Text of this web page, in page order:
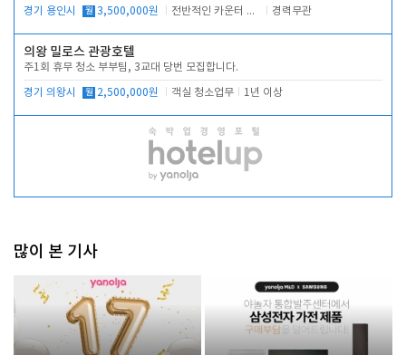
경기 용인시 월 3,500,000원 전반적인 카운터 업무 경력무관
의왕 밀로스 관광호텔
주1회 휴무 청소 부부팀, 3교대 당번 모집합니다.
경기 의왕시 월 2,500,000원 객실 청소업무 1년 이상
많이 본 기사